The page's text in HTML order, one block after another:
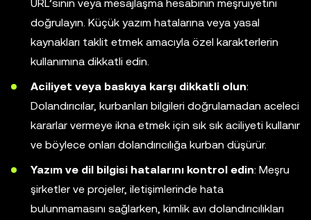
URL’sinin veya mesajlaşma hesabının meşruiyetini
doğrulayın. Küçük yazım hatalarına veya yasal
kaynakları taklit etmek amacıyla özel karakterlerin
kullanımına dikkatli edin.
Aciliyet veya baskıya karşı dikkatli olun:
Dolandırıcılar, kurbanları bilgileri doğrulamadan aceleci
kararlar vermeye ikna etmek için sık sık aciliyeti kullanır
ve böylece onları dolandırıcılığa kurban düşürür.
Yazım ve dil bilgisi hatalarını kontrol edin: Meşru
şirketler ve projeler, iletişimlerinde hata
bulunmamasını sağlarken, kimlik avı dolandırıcılıkları